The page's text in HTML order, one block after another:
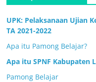
UPK: Pelaksanaan Ujian
TA 2021-2022
Apa itu Pamong Belajar?
Apa itu SPNF Kabupaten
Pamong Belajar